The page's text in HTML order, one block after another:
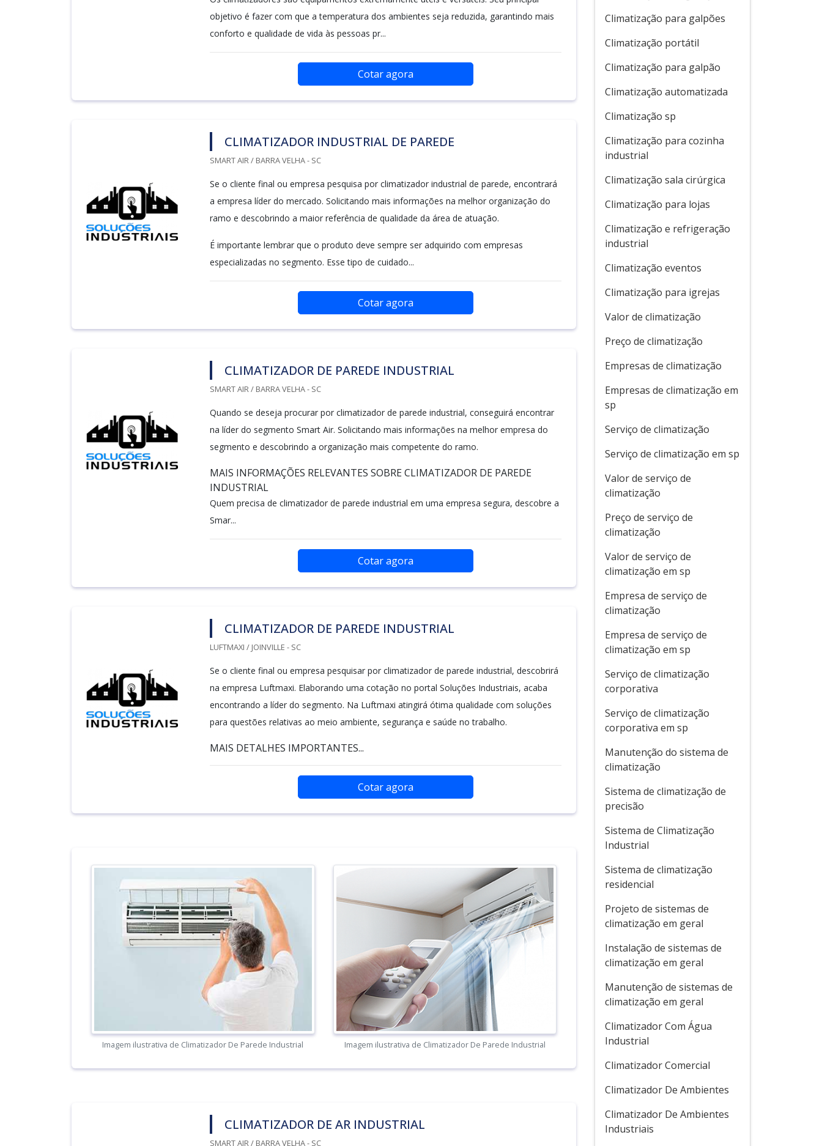
objetivo é fazer com que a temperatura dos ambientes seja reduzida, garantindo mais
conforto e qualidade de vida às pessoas pr...
Cotar agora
CLIMATIZADOR INDUSTRIAL DE PAREDE
SMART AIR / BARRA VELHA - SC
Se o cliente final ou empresa pesquisa por climatizador industrial de parede, encontrará
a empresa líder do mercado. Solicitando mais informações na melhor organização do
ramo e descobrindo a maior referência de qualidade da área de atuação.
É importante lembrar que o produto deve sempre ser adquirido com empresas
especializadas no segmento. Esse tipo de cuidado...
Cotar agora
CLIMATIZADOR DE PAREDE INDUSTRIAL
SMART AIR / BARRA VELHA - SC
Quando se deseja procurar por climatizador de parede industrial, conseguirá encontrar
na líder do segmento Smart Air. Solicitando mais informações na melhor empresa do
segmento e descobrindo a organização mais competente do ramo.
MAIS INFORMAÇÕES RELEVANTES SOBRE CLIMATIZADOR DE PAREDE
INDUSTRIAL
Quem precisa de climatizador de parede industrial em uma empresa segura, descobre a
Smar...
Cotar agora
CLIMATIZADOR DE PAREDE INDUSTRIAL
LUFTMAXI / JOINVILLE - SC
Se o cliente final ou empresa pesquisar por climatizador de parede industrial, descobrirá
na empresa Luftmaxi. Elaborando uma cotação no portal Soluções Industriais, acaba
encontrando a líder do segmento. Na Luftmaxi atingirá ótima qualidade com soluções
para questões relativas ao meio ambiente, segurança e saúde no trabalho.
MAIS DETALHES IMPORTANTES...
Cotar agora
Imagem ilustrativa de Climatizador De Parede Industrial Imagem ilustrativa de Climatizador De Parede Industrial
CLIMATIZADOR DE AR INDUSTRIAL
SMART AIR / BARRA VELHA - SC
Climatização para galpões
Climatização portátil
Climatização para galpão
Climatização automatizada
Climatização sp
Climatização para cozinha
industrial
Climatização sala cirúrgica
Climatização para lojas
Climatização e refrigeração
industrial
Climatização eventos
Climatização para igrejas
Valor de climatização
Preço de climatização
Empresas de climatização
Empresas de climatização em
sp
Serviço de climatização
Serviço de climatização em sp
Valor de serviço de
climatização
Preço de serviço de
climatização
Valor de serviço de
climatização em sp
Empresa de serviço de
climatização
Empresa de serviço de
climatização em sp
Serviço de climatização
corporativa
Serviço de climatização
corporativa em sp
Manutenção do sistema de
climatização
Sistema de climatização de
precisão
Sistema de Climatização
Industrial
Sistema de climatização
residencial
Projeto de sistemas de
climatização em geral
Instalação de sistemas de
climatização em geral
Manutenção de sistemas de
climatização em geral
Climatizador Com Água
Industrial
Climatizador Comercial
Climatizador De Ambientes
Climatizador De Ambientes
Industriais